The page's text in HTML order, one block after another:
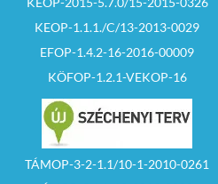
KEOP-1.1.1./C/13-2013-0029
EFOP-1.4.2-16-2016-00009
KÖFOP-1.2.1-VEKOP-16
TÁMOP-3-2-1.1/10-1-2010-0261